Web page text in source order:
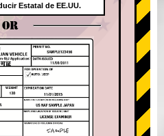
Estatal de EE.UU.
OR